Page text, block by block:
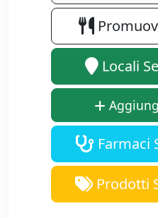
Locali
Farmaci
Prodotti